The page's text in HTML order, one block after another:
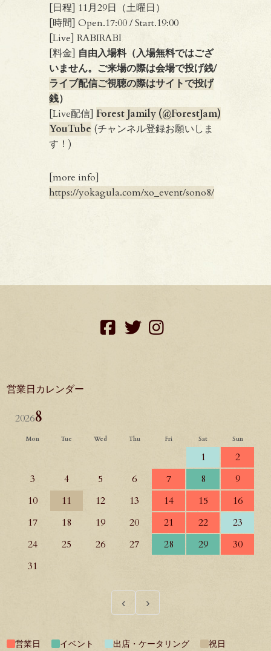
[日程] 11月29日（土曜日）
[時間] Open.17:00 / Start.19:00
[Live] RABIRABI
[料金] 自由入場料（入場無料ではござ
いません。ご来場の際は会場で投げ銭/
ライブ配信ご視聴の際はサイトで投げ
銭）
[Live配信] Forest Jamily (@ForestJam)
YouTube (チャンネル登録お願いしま
す！)
[more info]
https://yokagula.com/xo_event/sono8/
営業日カレンダー
20268
Mon Tue Wed Thu Fri Sat Sun
1
2
3
4 5 6 7 8
9
10
11 12 13 14 15
16
17
18 19 20 21 22
23
24
25 26 27 28 29
30
31
‹ ›
営業日 イベント 出店・ケータリング
祝日